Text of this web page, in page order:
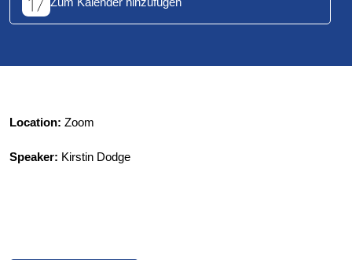
Location: Zoom
Speaker: Kirstin Dodge